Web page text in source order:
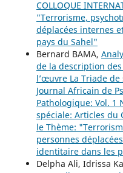
COLLOQUE
"Terrorisme,
déplacées internes
pays du Sahel"
Bernard BAMA,
de la description
l’œuvre La Triade de
Journal Africain de
Pathologique: Vol. 1
spéciale: Articles du
le Thème:
personnes
identitaire dans les
Delpha Ali, Idrissa